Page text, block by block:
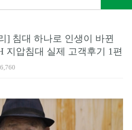
] 침대 하나로 인생이 바뀐
지압침대 실제 고객후기 1편